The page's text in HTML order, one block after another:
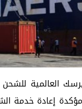
العالمية للشحن
إعادة خدمة